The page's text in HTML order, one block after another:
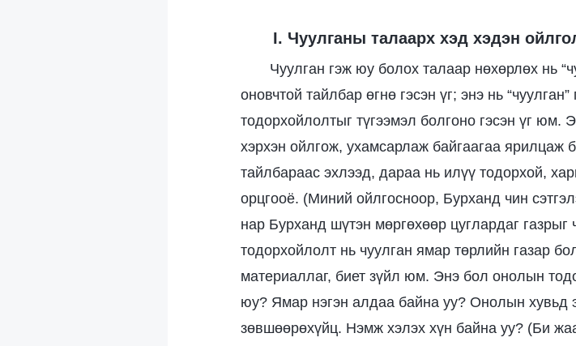
I. Чуулганы талаарх хэд хэдэн
Чуулган гэж юу болох талаар нөхөрлөх нь
оновчтой тайлбар өгнө гэсэн үг; энэ нь
тодорхойлолтыг түгээмэл болгоно гэсэн үг юм.
хэрхэн ойлгож, ухамсарлаж байгаагаа
тайлбараас эхлээд, дараа нь илүү тодорхой,
орцгооё. (Миний ойлгосноор, Бурханд чин
нар Бурханд шүтэн мөргөхөөр цуглардаг газрыг
тодорхойлолт нь чуулган ямар төрлийн газар
материаллаг, биет зүйл юм. Энэ бол онолын
юу? Ямар нэгэн алдаа байна уу? Онолын хувьд
зөвшөөрөхүйц. Нэмж хэлэх хүн байна уу? (Би